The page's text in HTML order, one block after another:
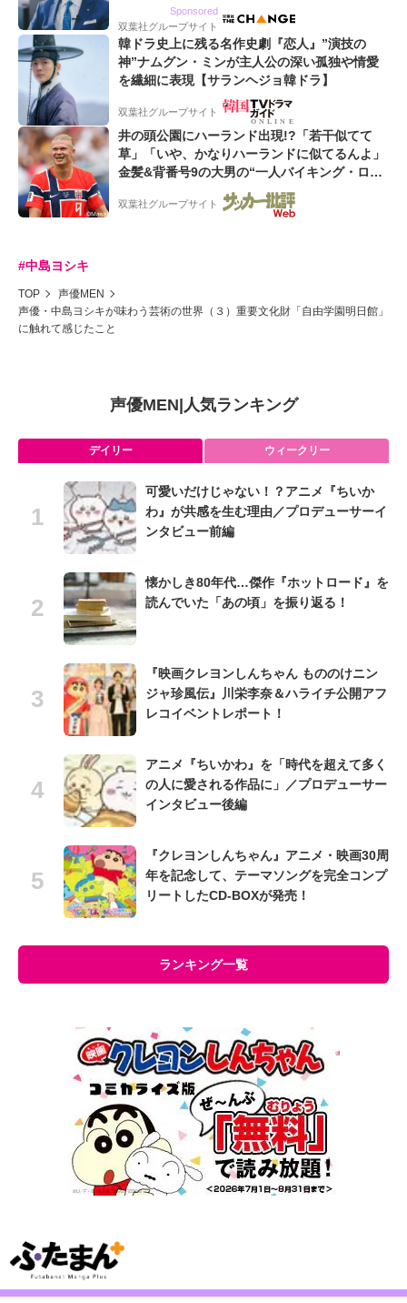
Sponsored
双葉社グループサイト
韓ドラ史上に残る名作史劇『恋人』”演技の
神”ナムグン・ミンが主人公の深い孤独や情愛
を繊細に表現【サランヘジョ韓ドラ】
双葉社グループサイト
井の頭公園にハーランド出現!?「若干似てて
草」「いや、かなりハーランドに似てるんよ」
金髪&背番号9の大男の“一人バイキング・ロ
ー”映像が話題!「元気をもらった」
双葉社グループサイト
#中島ヨシキ
TOP
声優MEN
声優・中島ヨシキが味わう芸術の世界（３）重要文化財「自由学園明日館」
に触れて感じたこと
声優MEN| 人気ランキング
デイリー ウィークリー
可愛いだけじゃない！？アニメ『ちいか
わ』が共感を生む理由／プロデューサーイ
ンタビュー前編
懐かしき80年代…傑作『ホットロード』を
読んでいた「あの頃」を振り返る！
『映画クレヨンしんちゃん もののけニン
ジャ珍風伝』川栄李奈＆ハライチ公開アフ
レコイベントレポート！
アニメ『ちいかわ』を「時代を超えて多く
の人に愛される作品に」／プロデューサー
インタビュー後編
『クレヨンしんちゃん』アニメ・映画30周
年を記念して、テーマソングを完全コンプ
リートしたCD-BOXが発売！
ランキング一覧